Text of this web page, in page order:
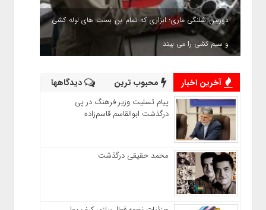
دوربین شلنگی ماری؛ ابزاری که تمام بن بست های لوله کشی
و سیم کشی را می بیند
آخرین اخبار محبوب ترین دیدگاهها
پیام تسلیت وزیر فرهنگ در پی
درگذشت ابوالقاسم قاسم‌زاده
محمد حقیقی درگذشت